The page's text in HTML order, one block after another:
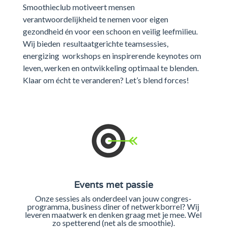
Smoothieclub motiveert mensen
verantwoordelijkheid te nemen voor eigen
gezondheid én voor een schoon en veilig leefmilieu.
Wij bieden resultaatgerichte teamsessies,
energizing workshops en inspirerende keynotes om
leven, werken en ontwikkeling optimaal te blenden.
Klaar om écht te veranderen? Let’s blend forces!
Events met passie
Onze sessies als onderdeel van jouw congres-
programma, business diner of netwerkborrel? Wij
leveren maatwerk en denken graag met je mee. Wel
zo spetterend (net als de smoothie).